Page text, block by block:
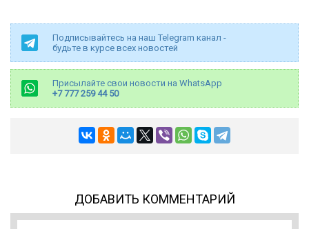
Подписывайтесь на наш Telegram канал -
будьте в курсе всех новостей
Присылайте свои новости на WhatsApp
+7 777 259 44 50
ДОБАВИТЬ КОММЕНТАРИЙ